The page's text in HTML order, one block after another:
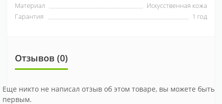
Материал
Искусственная кожа
Гарантия
1 год
Отзывов (0)
Еще никто не написал отзыв об этом товаре, вы можете быть
первым.